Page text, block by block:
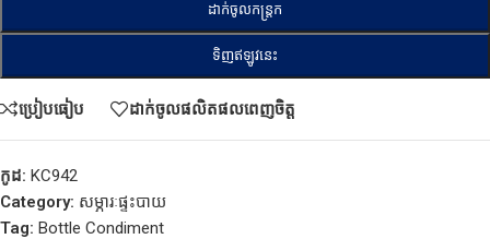
ដាក់ចូលកន្ត្រក
ទិញឥឡូវនេះ
ប្រៀបធៀប ដាក់ចូលផលិតផលពេញចិត្ត
កូដ: KC942
Category: សម្ភារៈផ្ទះបាយ
Tag: Bottle Condiment